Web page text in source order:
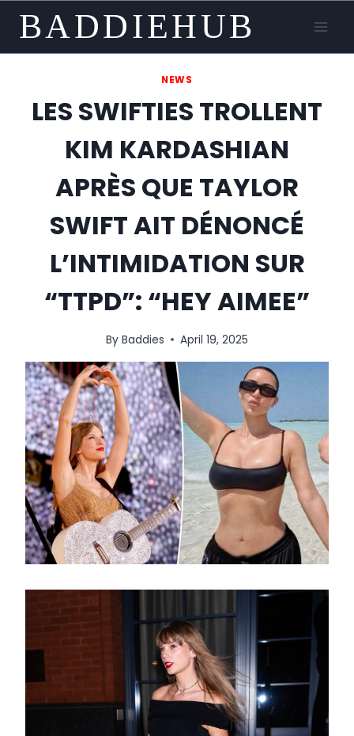
content
BADDIEHUB
NEWS
LES SWIFTIES TROLLENT
KIM KARDASHIAN
APRÈS QUE TAYLOR
SWIFT AIT DÉNONCÉ
L’INTIMIDATION SUR
“TTPD”: “HEY AIMEE”
By Baddies April 19, 2025